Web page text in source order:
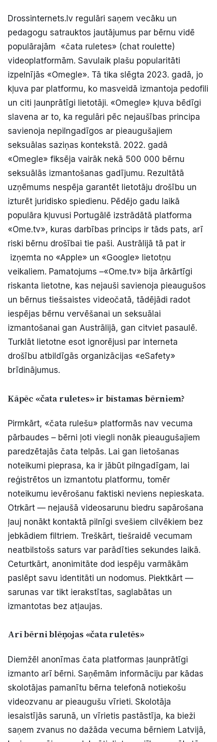
Drossinternets.lv regulāri saņem vecāku un
pedagogu satrauktos jautājumus par bērnu vidē
populārajām «čata ruletes» (chat roulette)
videoplatformām. Savulaik plašu popularitāti
izpelnījās «Omegle». Tā tika slēgta 2023. gadā, jo
kļuva par platformu, ko masveidā izmantoja pedofili
un citi ļaunprātīgi lietotāji. «Omegle» kļuva bēdīgi
slavena ar to, ka regulāri pēc nejaušības principa
savienoja nepilngadīgos ar pieaugušajiem
seksuālas saziņas kontekstā. 2022. gadā
«Omegle» fiksēja vairāk nekā 500 000 bērnu
seksuālās izmantošanas gadījumu. Rezultātā
uzņēmums nespēja garantēt lietotāju drošību un
izturēt juridisko spiedienu. Pēdējo gadu laikā
populāra kļuvusi Portugālē izstrādātā platforma
«Ome.tv», kuras darbības princips ir tāds pats, arī
riski bērnu drošībai tie paši. Austrālijā tā pat ir
izņemta no «Apple» un «Google» lietotņu
veikaliem. Pamatojums –«Ome.tv» bija ārkārtīgi
riskanta lietotne, kas nejauši savienoja pieaugušos
un bērnus tiešsaistes videočatā, tādējādi radot
iespējas bērnu vervēšanai un seksuālai
izmantošanai gan Austrālijā, gan citviet pasaulē.
Turklāt lietotne esot ignorējusi par interneta
drošību atbildīgās organizācijas «eSafety»
brīdinājumus.
Kāpēc «čata ruletes» ir bīstamas bērniem?
Pirmkārt, «čata rulešu» platformās nav vecuma
pārbaudes – bērni ļoti viegli nonāk pieaugušajiem
paredzētajās čata telpās. Lai gan lietošanas
noteikumi pieprasa, ka ir jābūt pilngadīgam, lai
reģistrētos un izmantotu platformu, tomēr
noteikumu ievērošanu faktiski neviens nepieskata.
Otrkārt — nejaušā videosarunu biedru sapārošana
ļauj nonākt kontaktā pilnīgi svešiem cilvēkiem bez
jebkādiem filtriem. Treškārt, tiešraidē vecumam
neatbilstošs saturs var parādīties sekundes laikā.
Ceturtkārt, anonimitāte dod iespēju varmākām
paslēpt savu identitāti un nodomus. Piektkārt —
sarunas var tikt ierakstītas, saglabātas un
izmantotas bez atļaujas.
Arī bērni blēņojas «čata ruletēs»
Diemžēl anonīmas čata platformas ļaunprātīgi
izmanto arī bērni. Saņēmām informāciju par kādas
skolotājas pamanītu bērna telefonā notiekošu
videozvanu ar pieaugušu vīrieti. Skolotāja
iesaistījās sarunā, un vīrietis pastāstīja, ka bieži
saņem zvanus no dažāda vecuma bērniem Latvijā,